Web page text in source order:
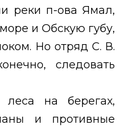
реки п-ова Ямал,
и Обскую губу,
Но отряд С. В.
следовать
на берегах,
и противные